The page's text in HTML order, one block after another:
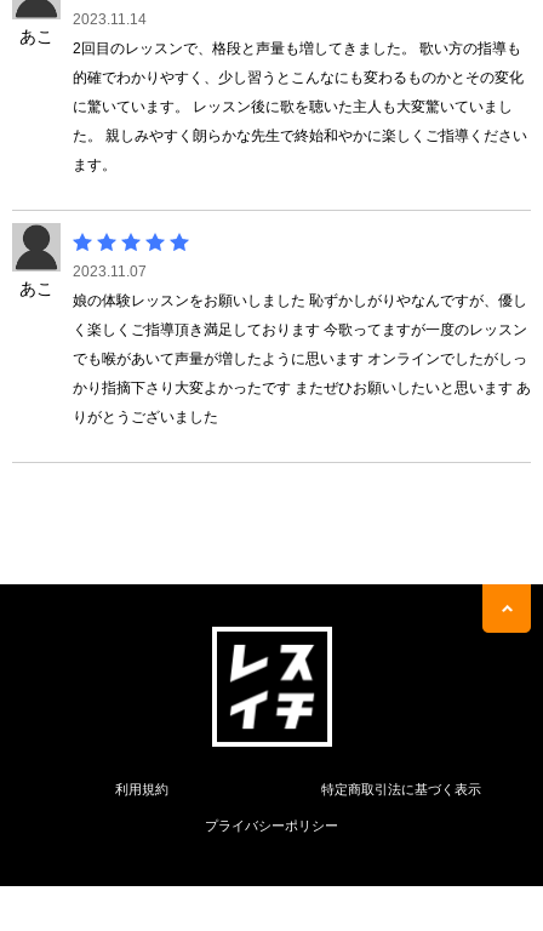
あこ
2023.11.14
2回目のレッスンで、格段と声量も増してきました。 歌い方の指導も
的確でわかりやすく、少し習うとこんなにも変わるものかとその変化
に驚いています。 レッスン後に歌を聴いた主人も大変驚いていまし
た。 親しみやすく朗らかな先生で終始和やかに楽しくご指導ください
ます。
あこ
2023.11.07
娘の体験レッスンをお願いしました 恥ずかしがりやなんですが、優し
く楽しくご指導頂き満足しております 今歌ってますが一度のレッスン
でも喉があいて声量が増したように思います オンラインでしたがしっ
かり指摘下さり大変よかったです またぜひお願いしたいと思います あ
りがとうございました
利用規約 特定商取引法に基づく表示
プライバシーポリシー